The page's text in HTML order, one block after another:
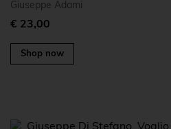
Giuseppe Adami
€ 23,00
Shop now